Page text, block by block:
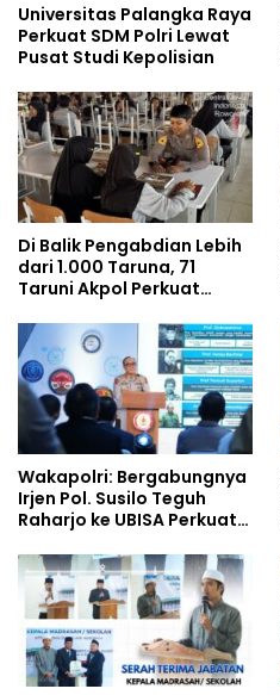
Universitas Palangka Raya
Perkuat SDM Polri Lewat
Pusat Studi Kepolisian
Di Balik Pengabdian Lebih
dari 1.000 Taruna, 71
Taruni Akpol Perkuat
Siswa Sekolah Rakyat
Wakapolri: Bergabungnya
Irjen Pol. Susilo Teguh
Raharjo ke UBISA Perkuat
Studi Kepolisian